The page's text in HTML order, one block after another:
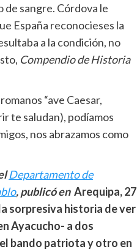
sangre. Córdova le
España reconocieses la
a la condición, no
Compendio de Historia
“ave Caesar,
te saludan), podíamos
nos abrazamos como
Departamento de
, publicó enArequipa, 27
sorpresiva historia de ver
Ayacucho- a dos
bando patriota y otro en